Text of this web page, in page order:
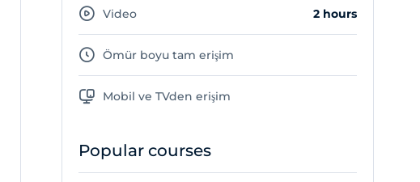
Video 2 hours
Ömür boyu tam erişim
Mobil ve TVden erişim
Popular courses